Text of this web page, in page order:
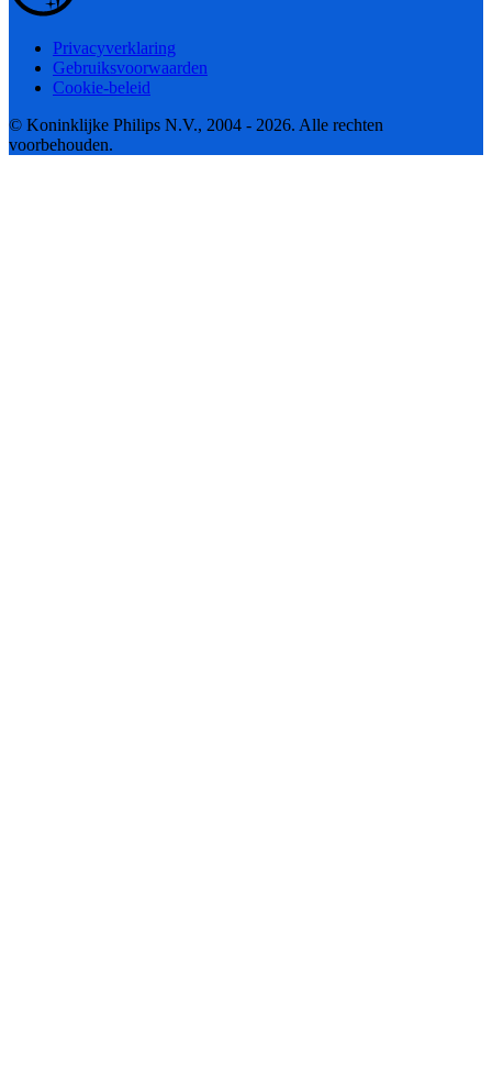
Privacyverklaring
Gebruiksvoorwaarden
Cookie-beleid
© Koninklijke Philips N.V., 2004 - 2026. Alle rechten
voorbehouden.